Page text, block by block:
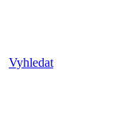
Vyhledat